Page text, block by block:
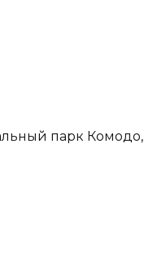
парк Комодо,